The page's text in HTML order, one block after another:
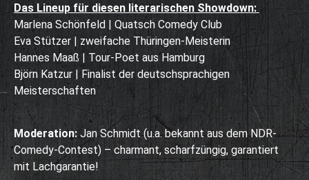
Das Lineup für diesen literarischen Showdown:
Marlena Schönfeld | Quatsch Comedy Club
Eva Stützer | zweifache Thüringen-Meisterin
Hannes Maaß | Tour-Poet aus Hamburg
Björn Katzur | Finalist der deutschsprachigen
Meisterschaften
Moderation: Jan Schmidt (u.a. bekannt aus dem NDR-
Comedy-Contest) – charmant, scharfzüngig, garantiert
mit Lachgarantie!